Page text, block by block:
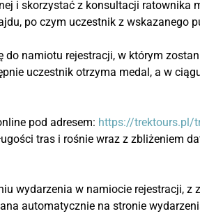
i skorzystać z konsultacji ratownika
po czym uczestnik z wskazanego
namiotu rejestracji, w którym
uczestnik otrzyma medal, a w
pod adresem: https://trektours.pl/
tras i rośnie wraz z zbliżeniem
wydarzenia w namiocie rejestracji, z
automatycznie na stronie